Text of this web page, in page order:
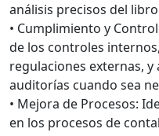
análisis precisos del
• Cumplimiento y
de los controles
regulaciones externas,
auditorías cuando sea
• Mejora de Procesos:
en los procesos de